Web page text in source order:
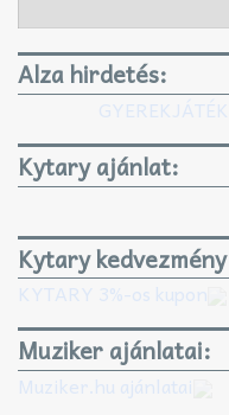
Alza hirdetés:
Kytary ajánlat:
Kytary
KYTARY 3%-os kupon
Muziker ajánlatai:
Muziker.hu ajánlatai